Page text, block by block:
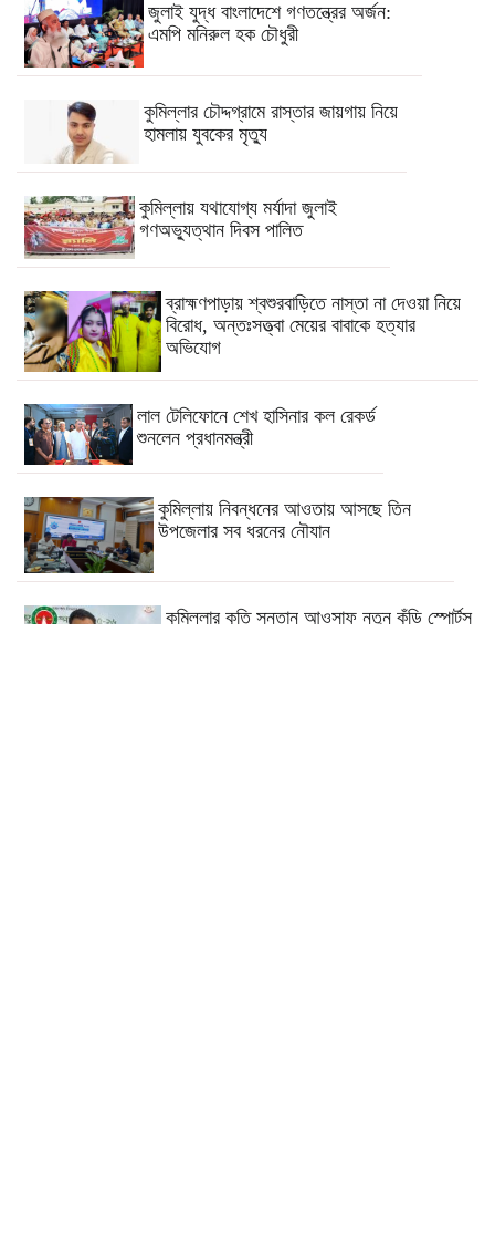
জুলাই যুদ্ধ বাংলাদেশে গণতন্ত্রের অর্জন:
এমপি মনিরুল হক চৌধুরী
কুমিল্লার চৌদ্দগ্রামে রাস্তার জায়গায় নিয়ে
হামলায় যুবকের মৃত্যু
কুমিল্লায় যথাযোগ্য মর্যাদা জুলাই
গণঅভ্যুত্থান দিবস পালিত
ব্রাহ্মণপাড়ায় শ্বশুরবাড়িতে নাস্তা না দেওয়া নিয়ে
বিরোধ, অন্তঃসত্ত্বা মেয়ের বাবাকে হত্যার
অভিযোগ
লাল টেলিফোনে শেখ হাসিনার কল রেকর্ড
শুনলেন প্রধানমন্ত্রী
কুমিল্লায় নিবন্ধনের আওতায় আসছে তিন
উপজেলার সব ধরনের নৌযান
কুমিল্লার কৃতি সন্তান আওসাফ নতুন কুঁড়ি স্পোর্টস